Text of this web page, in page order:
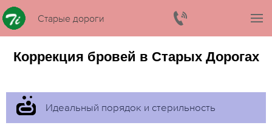
Старые дороги
Коррекция бровей в Старых Дорогах
Идеальный порядок и стерильность